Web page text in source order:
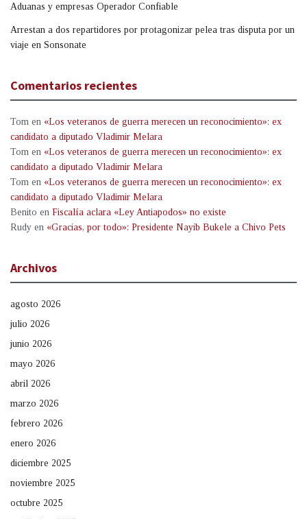
Aduanas y empresas Operador Confiable
Arrestan a dos repartidores por protagonizar pelea tras disputa por un
viaje en Sonsonate
Comentarios recientes
Tom en «Los veteranos de guerra merecen un reconocimiento»: ex
candidato a diputado Vladimir Melara
Tom en «Los veteranos de guerra merecen un reconocimiento»: ex
candidato a diputado Vladimir Melara
Tom en «Los veteranos de guerra merecen un reconocimiento»: ex
candidato a diputado Vladimir Melara
Benito en Fiscalía aclara «Ley Antiapodos» no existe
Rudy en «Gracias, por todo»: Presidente Nayib Bukele a Chivo Pets
Archivos
agosto 2026
julio 2026
junio 2026
mayo 2026
abril 2026
marzo 2026
febrero 2026
enero 2026
diciembre 2025
noviembre 2025
octubre 2025